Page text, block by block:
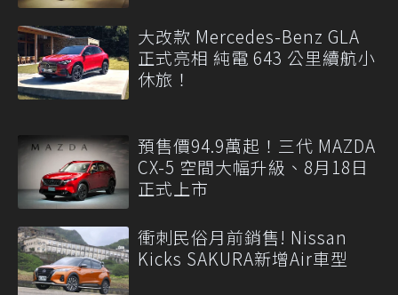
大改款 Mercedes-Benz GLA
正式亮相 純電 643 公里續航小
休旅！
預售價94.9萬起！三代 MAZDA
CX-5 空間大幅升級、8月18日
正式上市
衝刺民俗月前銷售! Nissan
Kicks SAKURA新增Air車型